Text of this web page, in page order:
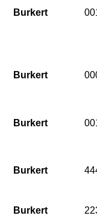
Burkert
Burkert
Burkert
Burkert
Burkert